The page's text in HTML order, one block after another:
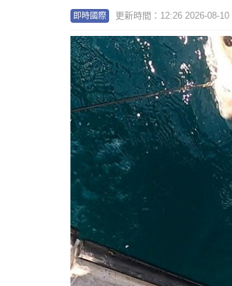
即時國際 更新時間：12:26 2026-08-10